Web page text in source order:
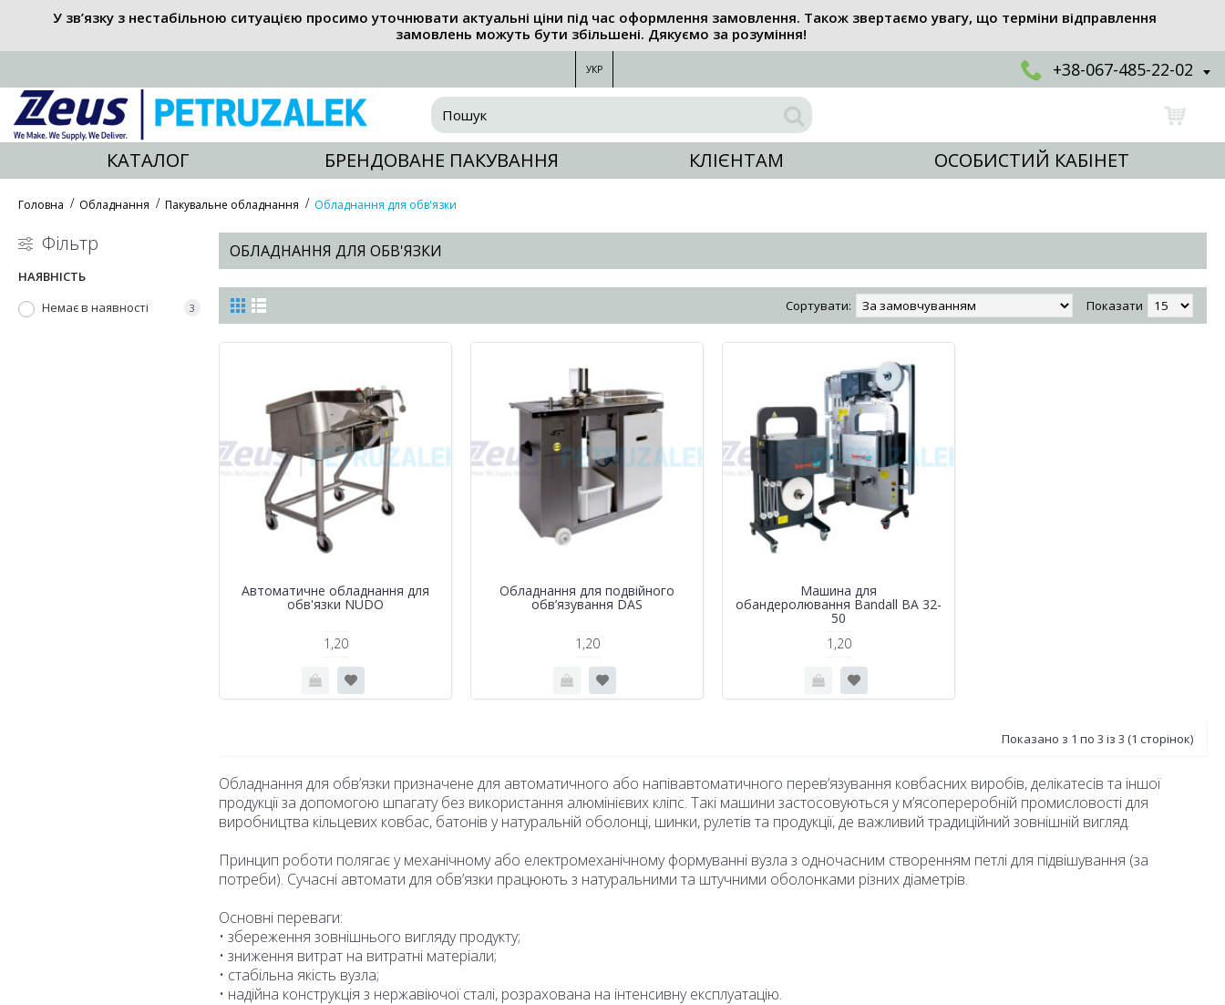
У зв’язку з нестабільною ситуацією просимо уточнювати актуальні ціни під час оформлення замовлення. Також звертаємо увагу, що терміни відправлення
замовлень можуть бути збільшені. Дякуємо за розуміння!
УКР +38-067-485-22-02
КАТАЛОГ БРЕНДОВАНЕ ПАКУВАННЯ КЛІЄНТАМ ОСОБИСТИЙ КАБІНЕТ
Головна Обладнання Пакувальне обладнання Обладнання для обв'язки
Фільтр
НАЯВНІСТЬ
Немає в наявності
3
ОБЛАДНАННЯ ДЛЯ ОБВ'ЯЗКИ
Показати
Сортувати:
Автоматичне обладнання для
обв'язки NUDO
1,20
Обладнання для подвійного
обв’язування DAS
1,20
Машина для
обандеролювання Bandall BA 32-
50
1,20
Показано з 1 по 3 із 3 (1 сторінок)
Обладнання для обв’язки призначене для автоматичного або напівавтоматичного перев’язування ковбасних виробів, делікатесів та іншої
продукції за допомогою шпагату без використання алюмінієвих кліпс. Такі машини застосовуються у м’ясопереробній промисловості для
виробництва кільцевих ковбас, батонів у натуральній оболонці, шинки, рулетів та продукції, де важливий традиційний зовнішній вигляд.
Принцип роботи полягає у механічному або електромеханічному формуванні вузла з одночасним створенням петлі для підвішування (за
потреби). Сучасні автомати для обв’язки працюють з натуральними та штучними оболонками різних діаметрів.
Основні переваги:
• збереження зовнішнього вигляду продукту;
• зниження витрат на витратні матеріали;
• стабільна якість вузла;
• надійна конструкція з нержавіючої сталі, розрахована на інтенсивну експлуатацію.